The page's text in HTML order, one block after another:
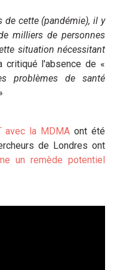
de cette (pandémie), il y
milliers de personnes
situation nécessitant
critiqué l'absence de «
problèmes de santé
avec la MDMA ont été
de Londres ont
un remède potentiel